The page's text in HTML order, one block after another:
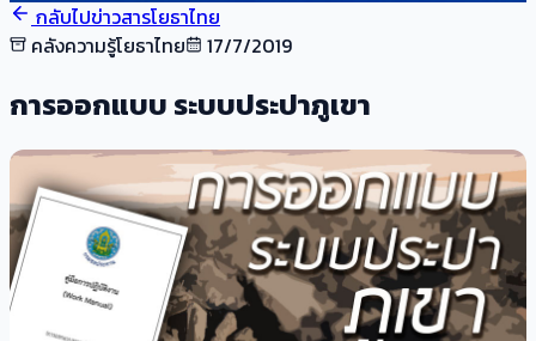
กลับไปข่าวสารโยธาไทย
คลังความรู้โยธาไทย
17/7/2019
การออกแบบ ระบบประปาภูเขา